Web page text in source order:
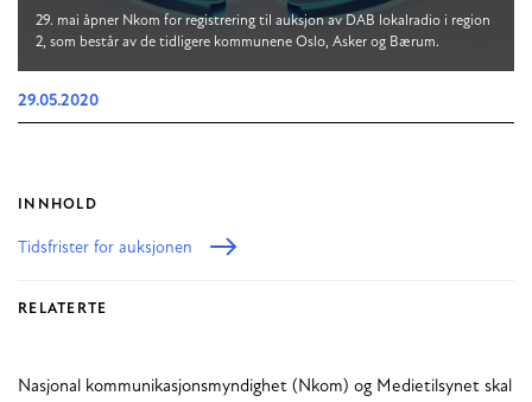
29. mai åpner Nkom for registrering til auksjon av DAB lokalradio i region
2, som består av de tidligere kommunene Oslo, Asker og Bærum.
29.05.2020
INNHOLD
Tidsfrister for auksjonen
RELATERTE
Nasjonal kommunikasjonsmyndighet (Nkom) og Medietilsynet skal